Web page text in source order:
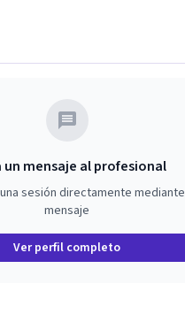
un mensaje al profesional
sesión directamente mediante
mensaje
Ver perfil completo